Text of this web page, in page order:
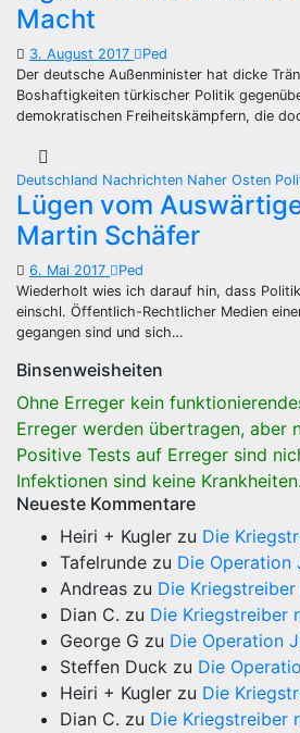
Macht
3. August 2017
Ped
Der deutsche Außenminister hat dicke
Boshaftigkeiten türkischer Politik
demokratischen Freiheitskämpfern, die
Deutschland Nachrichten Naher Osten
Lügen vom
Martin Schäfer
6. Mai 2017
Ped
Wiederholt wies ich darauf hin, dass
einschl. Öffentlich-Rechtlicher Medien
gegangen sind und sich…
Binsenweisheiten
Ohne Erreger kein
Erreger werden übertragen, aber
Positive Tests auf Erreger sind
Infektionen sind keine Krankheiten.
Neueste Kommentare
Heiri + Kugler zu Die
Tafelrunde zu Die Operation
Andreas zu Die
Dian C. zu Die Kriegstreiber
George G zu Die Operation
Steffen Duck zu Die
Heiri + Kugler zu Die
Dian C. zu Die Kriegstreiber